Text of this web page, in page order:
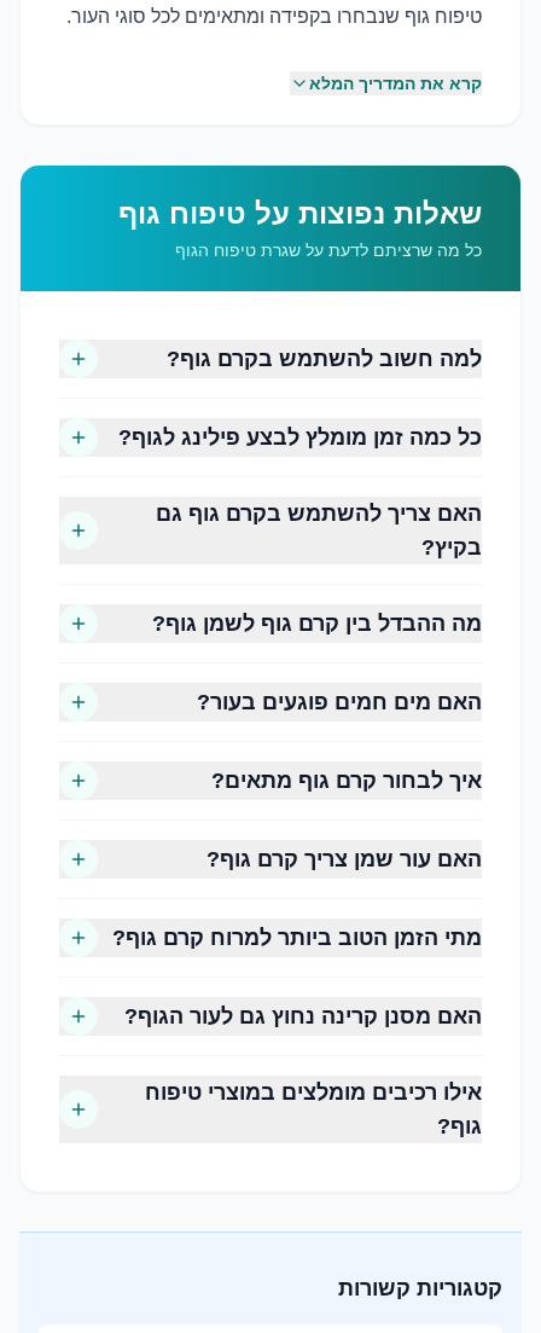
טיפוח גוף שנבחרו בקפידה ומתאימים לכל סוגי העור.
שיפור מרקם העור
שמירה על גמישות העור
סיוע בהגנה על מחסום העור הטבעי
שיפור המראה הכללי של העור
הבסיס לכל שגרת טיפוח הוא ניקוי.
בעדינות, מבלי לגרום לתחושת יובש.
פילינג מסייע להסרת תאי עור מתים ומשאיר את העור
ברוב המקרים מומלץ לבצע פילינג פעם או פעמיים
שלב 3, קרם גוף
לאחר הרחצה זהו הזמן האידיאלי למריחת קרם גוף,
שלב 4, שמן גוף
קרא את המדריך המלא
שאלות נפוצות על טיפוח גוף
כל מה שרציתם לדעת על שגרת טיפוח הגוף
למה חשוב להשתמש בקרם גוף?
כל כמה זמן מומלץ לבצע פילינג לגוף?
האם צריך להשתמש בקרם גוף גם
בקיץ?
מה ההבדל בין קרם גוף לשמן גוף?
האם מים חמים פוגעים בעור?
איך לבחור קרם גוף מתאים?
האם עור שמן צריך קרם גוף?
מתי הזמן הטוב ביותר למרוח קרם גוף?
האם מסנן קרינה נחוץ גם לעור הגוף?
אילו רכיבים מומלצים במוצרי טיפוח
גוף?
קטגוריות קשורות